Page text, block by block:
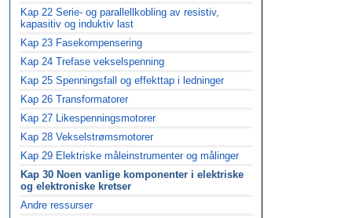
Kap 22 Serie- og parallellkobling av resistiv,
kapasitiv og induktiv last
Kap 23 Fasekompensering
Kap 24 Trefase vekselspenning
Kap 25 Spenningsfall og effekttap i ledninger
Kap 26 Transformatorer
Kap 27 Likespenningsmotorer
Kap 28 Vekselstrømsmotorer
Kap 29 Elektriske måleinstrumenter og målinger
Kap 30 Noen vanlige komponenter i elektriske
og elektroniske kretser
Andre ressurser